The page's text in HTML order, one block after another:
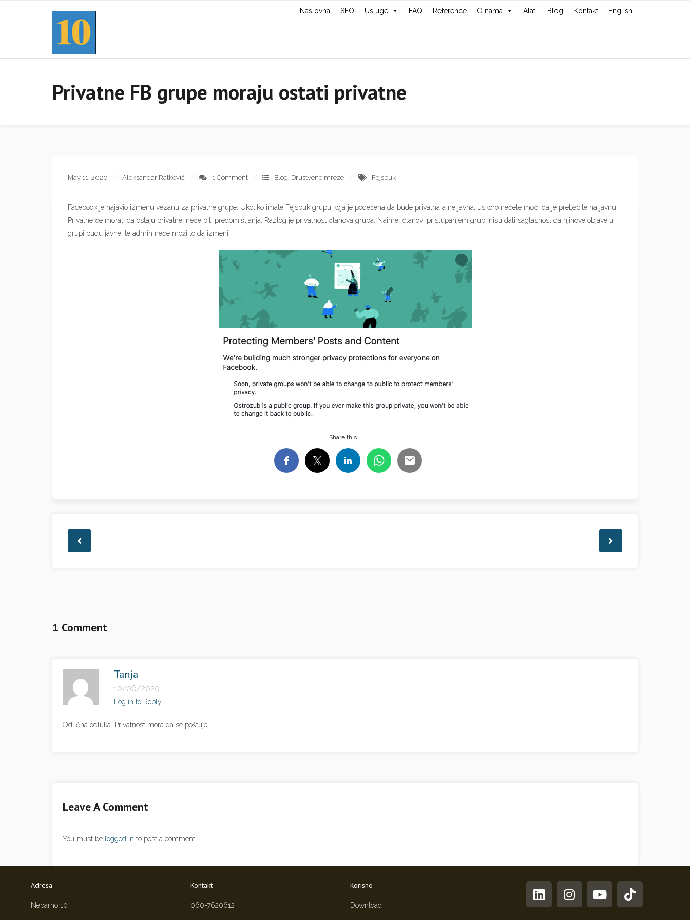
Naslovna SEO Usluge FAQ Reference O nama Alati Blog Kontakt English
Privatne FB grupe moraju ostati privatne
May 11, 2020 Aleksandar Ratković 1 Comment Blog, Drustvene mreze Fejsbuk
Facebook je najavio izmenu vezanu za privatne grupe. Ukoliko imate Fejsbuk grupu koja je podešena da bude privatna a ne javna, uskoro nećete moći da je prebacite na javnu.
Privatne će morati da ostaju privatne, neće biti predomišljanja. Razlog je privatnost članova grupa. Naime, članovi pristupanjem grupi nisu dali saglasnost da njihove objave u
grupi budu javne, te admin neće moži to da izmeni.
Share this...
1 Comment
Tanja
10/06/2020
Log in to Reply
Odlična odluka. Privatnost mora da se poštuje.
Leave A Comment
You must be logged in to post a comment.
Adresa
Neparno 10
Kontakt
060-7620612
Korisno
Download